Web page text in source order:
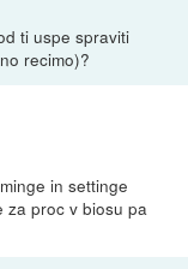
ti uspe spraviti
recimo)?
in settinge
za proc v biosu pa